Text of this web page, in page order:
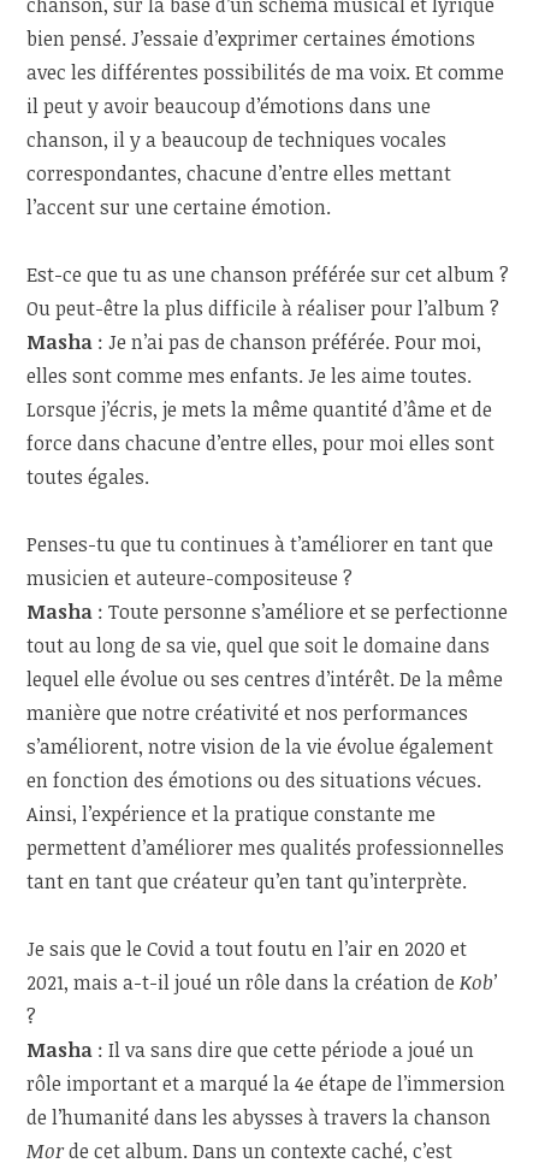
bien pensé. J’essaie d’exprimer certaines émotions
avec les différentes possibilités de ma voix. Et comme
il peut y avoir beaucoup d’émotions dans une
chanson, il y a beaucoup de techniques vocales
correspondantes, chacune d’entre elles mettant
l’accent sur une certaine émotion.
Est-ce que tu as une chanson préférée sur cet album ?
Ou peut-être la plus difficile à réaliser pour l’album ?
Masha : Je n’ai pas de chanson préférée. Pour moi,
elles sont comme mes enfants. Je les aime toutes.
Lorsque j’écris, je mets la même quantité d’âme et de
force dans chacune d’entre elles, pour moi elles sont
toutes égales.
Penses-tu que tu continues à t’améliorer en tant que
musicien et auteure-compositeuse ?
Masha : Toute personne s’améliore et se perfectionne
tout au long de sa vie, quel que soit le domaine dans
lequel elle évolue ou ses centres d’intérêt. De la même
manière que notre créativité et nos performances
s’améliorent, notre vision de la vie évolue également
en fonction des émotions ou des situations vécues.
Ainsi, l’expérience et la pratique constante me
permettent d’améliorer mes qualités professionnelles
tant en tant que créateur qu’en tant qu’interprète.
Je sais que le Covid a tout foutu en l’air en 2020 et
2021, mais a-t-il joué un rôle dans la création deKob’
?
Masha : Il va sans dire que cette période a joué un
rôle important et a marqué la 4e étape de l’immersion
de l’humanité dans les abysses à travers la chanson
Morde cet album. Dans un contexte caché, c’est